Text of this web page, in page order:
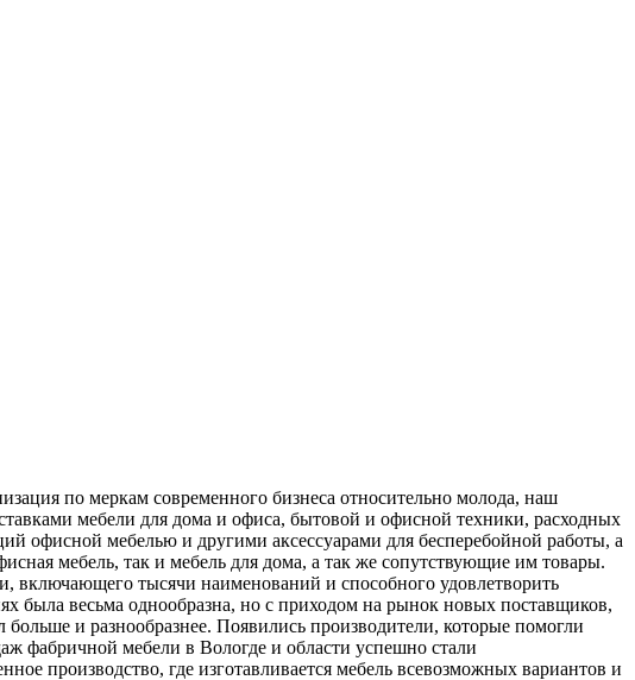
по меркам современного бизнеса относительно молода, наш
мебели для дома и офиса, бытовой и офисной техники, расходных
офисной мебелью и другими аксессуарами для бесперебойной работы, а
мебель, так и мебель для дома, а так же сопутствующие им товары.
включающего тысячи наименований и способного удовлетворить
была весьма однообразна, но с приходом на рынок новых поставщиков,
и разнообразнее. Появились производители, которые помогли
фабричной мебели в Вологде и области успешно стали
производство, где изготавливается мебель всевозможных вариантов и